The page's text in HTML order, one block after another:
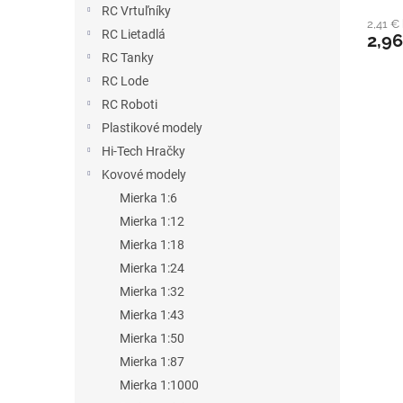
RC Vrtuľníky
RC Lietadlá
RC Tanky
RC Lode
RC Roboti
Plastikové modely
Hi-Tech Hračky
Kovové modely
Mierka 1:6
Mierka 1:12
Mierka 1:18
Mierka 1:24
Mierka 1:32
Mierka 1:43
Mierka 1:50
Mierka 1:87
Mierka 1:1000
2,41 €